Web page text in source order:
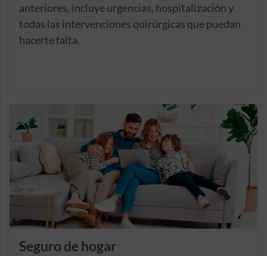
anteriores, incluye urgencias, hospitalización y
todas las intervenciones quirúrgicas que puedan
hacerte falta.
Seguro de hogar